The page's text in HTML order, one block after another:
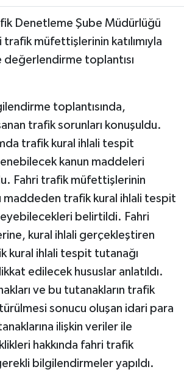
Denetleme Şube Müdürlüğü
müfettişlerinin katılımıyla
toplantısı
toplantısında,
trafik sorunları konuşuldu.
trafik kural ihlali tespit
kanun maddeleri
Fahri trafik müfettişlerinin
maddeden trafik kural ihlali tespit
belirtildi. Fahri
kural ihlali gerçekleştiren
kural ihlali tespit tutanağı
edilecek hususlar anlatıldı.
ve bu tutanakların trafik
sonucu oluşan idari para
ilişkin veriler ile
hakkında fahri trafik
bilgilendirmeler yapıldı.